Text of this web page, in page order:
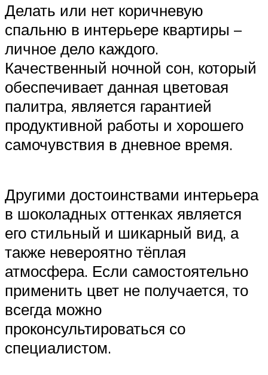
Делать или нет коричневую
спальню в интерьере квартиры –
личное дело каждого.
Качественный ночной сон, который
обеспечивает данная цветовая
палитра, является гарантией
продуктивной работы и хорошего
самочувствия в дневное время.
Другими достоинствами интерьера
в шоколадных оттенках является
его стильный и шикарный вид, а
также невероятно тёплая
атмосфера. Если самостоятельно
применить цвет не получается, то
всегда можно
проконсультироваться со
специалистом.